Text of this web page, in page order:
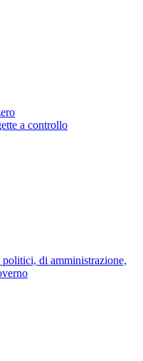
a controllo
di amministrazione,